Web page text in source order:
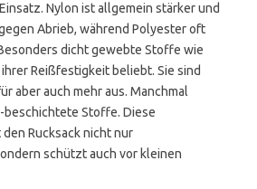
Nylon ist allgemein stärker und
Abrieb, während Polyester oft
dicht gewebte Stoffe wie
Reißfestigkeit beliebt. Sie sind
aber auch mehr aus. Manchmal
beschichtete Stoffe. Diese
Rucksack nicht nur
schützt auch vor kleinen